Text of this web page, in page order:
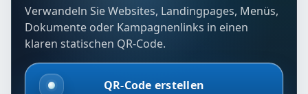
Verwandeln Sie Websites, Landingpages, Menüs,
Dokumente oder Kampagnenlinks in einen
klaren statischen QR-Code.
QR-Code erstellen